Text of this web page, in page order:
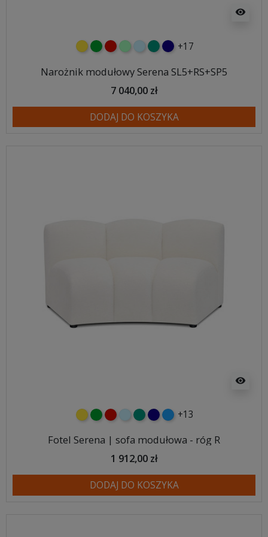
visibility
żółtyzielonyczerwony
miętowybłękitnyturkusowy
granatowy
+17
Narożnik modułowy Serena SL5+RS+SP5
7 040,00 zł
DODAJ DO KOSZYKA
visibility
żółtyzielonyczerwony
błękitnyturkusowy
granatowy
niebieski
+13
Fotel Serena | sofa modułowa - róg R
1 912,00 zł
DODAJ DO KOSZYKA